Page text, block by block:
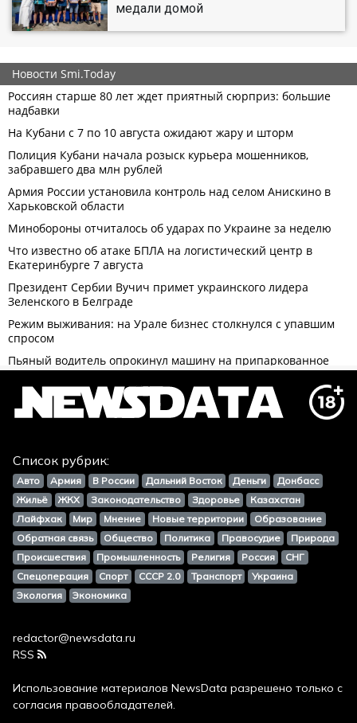
медали домой
Список рубрик:
Авто Армия В России Дальний Восток Деньги
Донбасс
Жильё
ЖКХ Законодательство Здоровье
Казахстан
Лайфхак
Мир Мнение Новые территории
Образование
Обратная связь
Общество Политика Правосудие
Природа
Происшествия
Промышленность Религия Россия
СНГ
Спецоперация
Спорт СССР 2.0 Транспорт
Украина
Экология
Экономика
redactor@newsdata.ru
RSS
Использование материалов NewsData разрешено только с
согласия правообладателей.